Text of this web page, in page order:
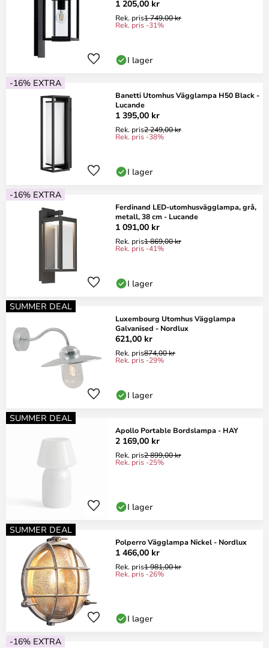
1 205,00 kr
Rek. pris1 749,00 kr
Rek. pris -31%
I lager
-16% EXTRA
Banetti Utomhus Vägglampa H50 Black -
Lucande
1 395,00 kr
Rek. pris2 249,00 kr
Rek. pris -38%
I lager
-16% EXTRA
Ferdinand LED-utomhusvägglampa, grå,
metall, 38 cm - Lucande
1 091,00 kr
Rek. pris1 869,00 kr
Rek. pris -41%
I lager
SUMMER DEAL
Luxembourg Utomhus Vägglampa
Galvanised - Nordlux
621,00 kr
Rek. pris874,00 kr
Rek. pris -29%
I lager
SUMMER DEAL
Apollo Portable Bordslampa - HAY
2 169,00 kr
Rek. pris2 899,00 kr
Rek. pris -25%
I lager
SUMMER DEAL
Polperro Vägglampa Nickel - Nordlux
1 466,00 kr
Rek. pris1 981,00 kr
Rek. pris -26%
I lager
-16% EXTRA